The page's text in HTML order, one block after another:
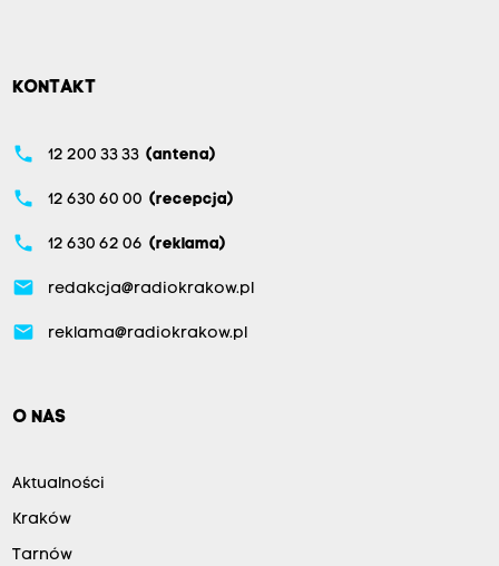
KONTAKT
phone 12 200 33 33 (antena)
phone 12 630 60 00 (recepcja)
phone 12 630 62 06 (reklama)
email redakcja@radiokrakow.pl
email reklama@radiokrakow.pl
O NAS
Aktualności
Kraków
Tarnów